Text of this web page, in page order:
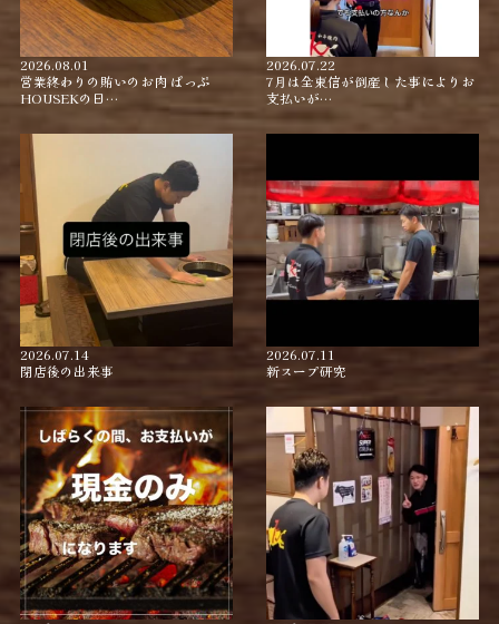
2026.08.01
営業終わりの賄いのお肉 ぱっぷ
HOUSEKの日…
2026.07.22
7月は全東信が倒産した事によりお
支払いが…
2026.07.14
閉店後の出来事
2026.07.11
新スープ研究